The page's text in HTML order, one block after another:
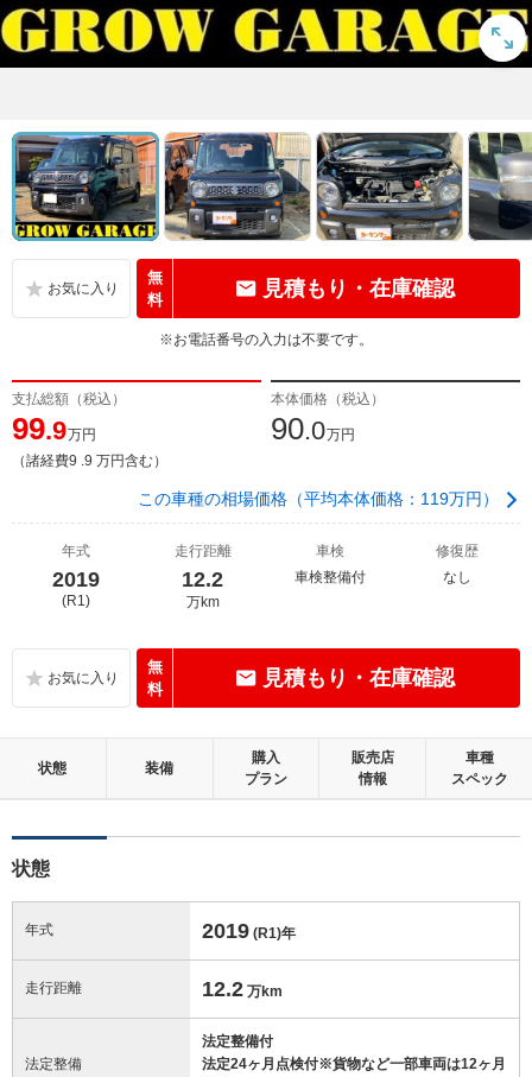
無
料
見積もり・在庫確認
※お電話番号の入力は不要です。
支払総額（税込）
99.9万円
（諸経費9 .9 万円含む）
本体価格（税込）
90.0万円
この車種の相場価格（平均本体価格：119万円）
年式
2019
(R1)
走行距離
12.2
万km
車検
車検整備付
修復歴
なし
無
料
見積もり・在庫確認
状態 装備
購入
プラン
販売店
情報
車種
スペック
状態
年式 2019 (R1)年
走行距離 12.2 万km
法定整備
法定整備付
法定24ヶ月点検付※貨物など一部車両は12ヶ月